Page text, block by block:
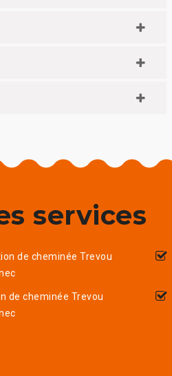
services
de cheminée Trevou
de cheminée Trevou